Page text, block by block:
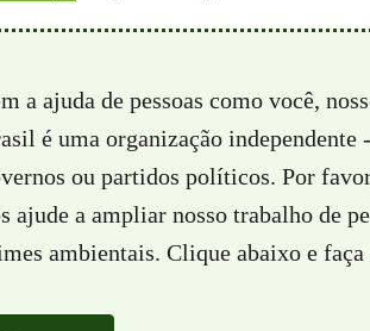
a ajuda de pessoas como você,
é uma organização independente
ou partidos políticos. Por
ajude a ampliar nosso trabalho de
ambientais. Clique abaixo e